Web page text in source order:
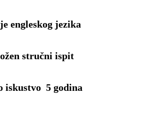
engleskog jezika
stručni ispit
iskustvo 5 godina